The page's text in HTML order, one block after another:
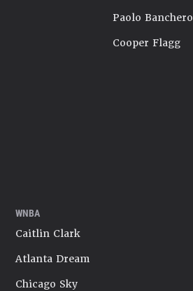
Paolo Banchero
Cooper Flagg
WNBA
Caitlin Clark
Atlanta Dream
Chicago Sky